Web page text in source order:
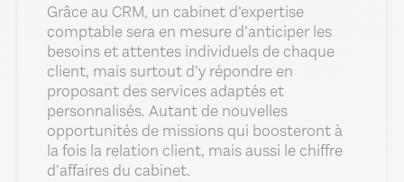
Grâce au CRM, un cabinet d’expertise
comptable sera en mesure d’anticiper les
besoins et attentes individuels de chaque
client, mais surtout d’y répondre en
proposant des services adaptés et
personnalisés. Autant de nouvelles
opportunités de missions qui boosteront à
la fois la relation client, mais aussi le chiffre
d’affaires du cabinet.